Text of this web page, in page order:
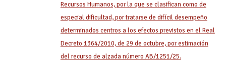
Recursos Humanos, por la que se clasifican como de
especial dificultad, por tratarse de difícil desempeño
determinados centros a los efectos previstos en el Real
Decreto 1364/2010, de 29 de octubre, por estimación
del recurso de alzada número AB/1251/25.